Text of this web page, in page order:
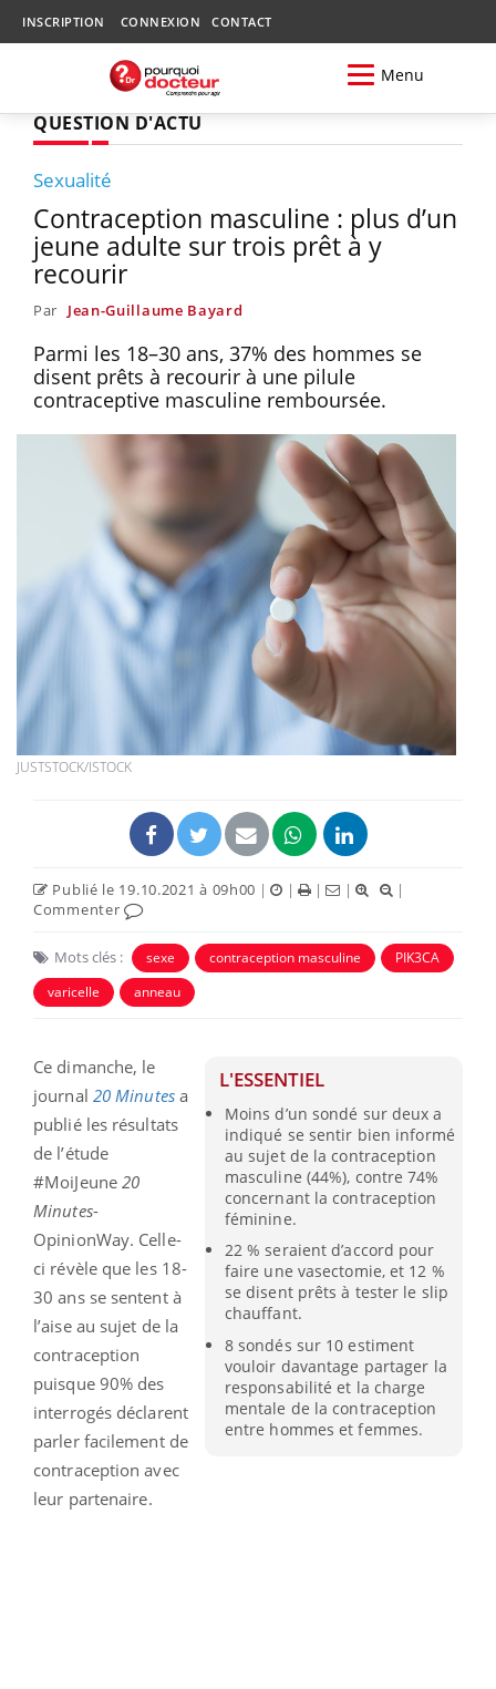
INSCRIPTION CONNEXION CONTACT
Menu
QUESTION D'ACTU
Sexualité
Contraception masculine : plus d’un
jeune adulte sur trois prêt à y
recourir
Par Jean-Guillaume Bayard
Parmi les 18–30 ans, 37% des hommes se
disent prêts à recourir à une pilule
contraceptive masculine remboursée.
JUSTSTOCK/ISTOCK
Publié le 19.10.2021 à 09h00 | | | |
|
Commenter
Mots clés : sexe contraception masculine
PIK3CA
varicelle
anneau
L'ESSENTIEL
Moins d’un sondé sur deux a
indiqué se sentir bien informé
au sujet de la contraception
masculine (44%), contre 74%
concernant la contraception
féminine.
22 % seraient d’accord pour
faire une vasectomie, et 12 %
se disent prêts à tester le slip
chauffant.
8 sondés sur 10 estiment
vouloir davantage partager la
responsabilité et la charge
mentale de la contraception
entre hommes et femmes.
Ce dimanche, le
journal 20 Minutesa
publié les résultats
de l’étude
#MoiJeune 20
Minutes-
OpinionWay. Celle-
ci révèle que les 18-
30 ans se sentent à
l’aise au sujet de la
contraception
puisque 90% des
interrogés déclarent
parler facilement de
contraception avec
leur partenaire.